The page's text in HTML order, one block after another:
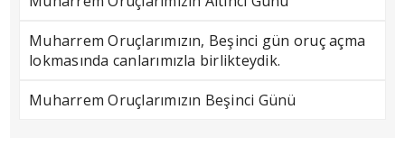
Muharrem Oruçlarımızın, Beşinci gün oruç açma
lokmasında canlarımızla birlikteydik.
Muharrem Oruçlarımızın Beşinci Günü